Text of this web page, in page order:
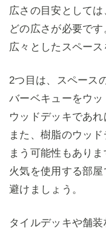
広さの目安として
どの広さが必要です
広々としたスペース
2つ目は、スペース
バーベキューをウ
ウッドデッキであれ
また、樹脂のウッ
まう可能性もありま
火気を使用する部
避けましょう。
タイルデッキや舗